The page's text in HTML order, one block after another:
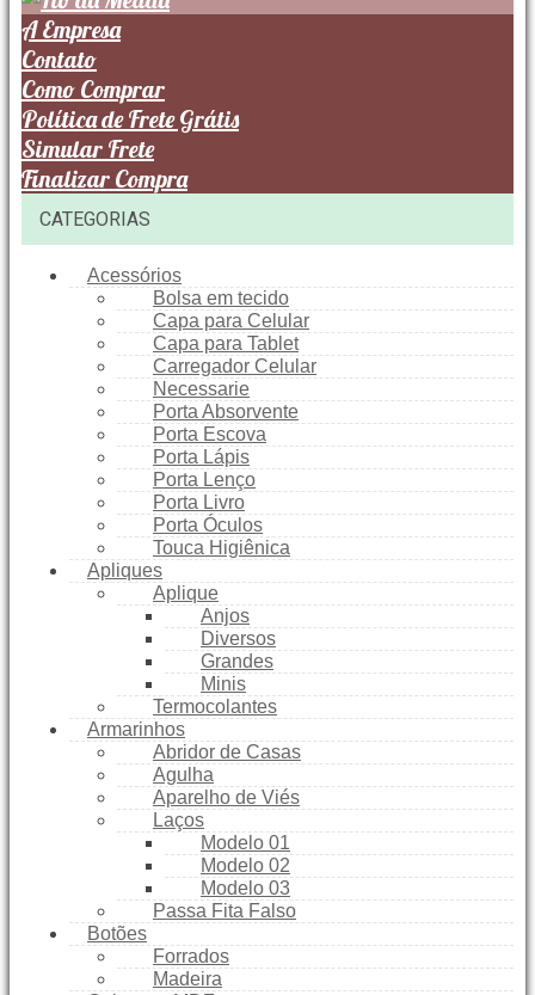
A Empresa
Contato
Como Comprar
Política de Frete Grátis
Simular Frete
Finalizar Compra
CATEGORIAS
Acessórios
Bolsa em tecido
Capa para Celular
Capa para Tablet
Carregador Celular
Necessarie
Porta Absorvente
Porta Escova
Porta Lápis
Porta Lenço
Porta Livro
Porta Óculos
Touca Higiênica
Apliques
Aplique
Anjos
Diversos
Grandes
Minis
Termocolantes
Armarinhos
Abridor de Casas
Agulha
Aparelho de Viés
Laços
Modelo 01
Modelo 02
Modelo 03
Passa Fita Falso
Botões
Forrados
Madeira